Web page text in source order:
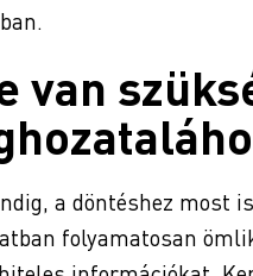
van
a döntéshez most
folyamatosan